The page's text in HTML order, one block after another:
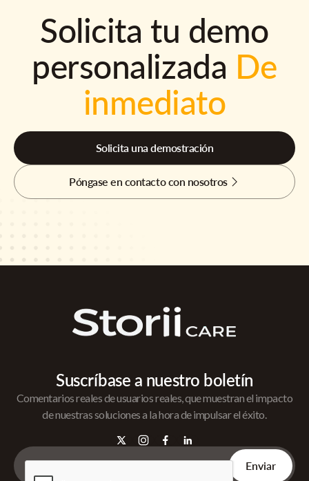
Solicita tu demo
personalizada De
inmediato
Solicita una demostración
Póngase en contacto con nosotros
Suscríbase a nuestro boletín
Comentarios reales de usuarios reales, que muestran el impacto
de nuestras soluciones a la hora de impulsar el éxito.